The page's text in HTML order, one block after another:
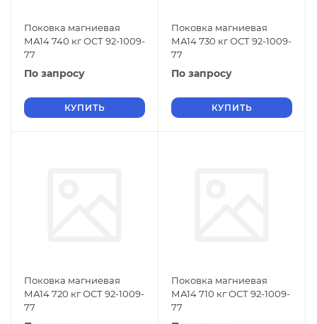
Поковка магниевая
МА14 740 кг ОСТ 92-1009-
77
По запросу
КУПИТЬ
Поковка магниевая
МА14 730 кг ОСТ 92-1009-
77
По запросу
КУПИТЬ
Поковка магниевая
МА14 720 кг ОСТ 92-1009-
77
Поковка магниевая
МА14 710 кг ОСТ 92-1009-
77